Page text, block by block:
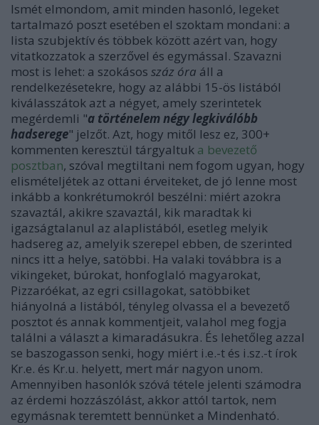
Ismét elmondom, amit minden hasonló, legeket
tartalmazó poszt esetében el szoktam mondani: a
lista szubjektív és többek között azért van, hogy
vitatkozzatok a szerzővel és egymással. Szavazni
most is lehet: a szokásos száz óra áll a
rendelkezésetekre, hogy az alábbi 15-ös listából
kiválasszátok azt a négyet, amely szerintetek
megérdemli "a történelem négy legkiválóbb
hadserege" jelzőt. Azt, hogy mitől lesz ez, 300+
kommenten keresztül tárgyaltuk a bevezető
posztban, szóval megtiltani nem fogom ugyan, hogy
elismételjétek az ottani érveiteket, de jó lenne most
inkább a konkrétumokról beszélni: miért azokra
szavaztál, akikre szavaztál, kik maradtak ki
igazságtalanul az alaplistából, esetleg melyik
hadsereg az, amelyik szerepel ebben, de szerinted
nincs itt a helye, satöbbi. Ha valaki továbbra is a
vikingeket, búrokat, honfoglaló magyarokat,
Pizzaróékat, az egri csillagokat, satöbbiket
hiányolná a listából, tényleg olvassa el a bevezető
posztot és annak kommentjeit, valahol meg fogja
találni a választ a kimaradásukra. És lehetőleg azzal
se baszogasson senki, hogy miért i.e.-t és i.sz.-t írok
Kr.e. és Kr.u. helyett, mert már nagyon unom.
Amennyiben hasonlók szóvá tétele jelenti számodra
az érdemi hozzászólást, akkor attól tartok, nem
egymásnak teremtett bennünket a Mindenható.